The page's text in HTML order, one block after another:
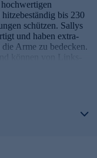
bis 230
schützen. Sallys
und haben extra-
Arme zu bedecken.
können von Links-
stylishe Jeans-Optik